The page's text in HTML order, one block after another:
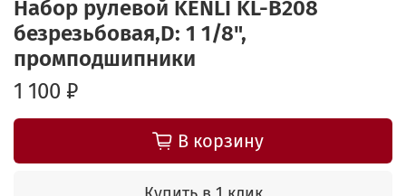
Набор рулевой KENLI KL-B208
безрезьбовая,D: 1 1/8",
промподшипники
1 100 ₽
В корзину